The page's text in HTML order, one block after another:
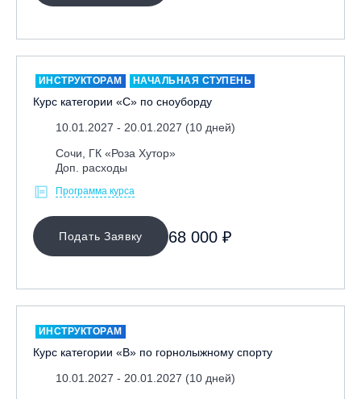
Москва, Парк «Ходынское поле»
Москва, Скалодром "Атмосфера"
Москва, СЭК «Лата Трэк»
Москва, ул. Олеко Дундича 19/15
Московская обл., ВГК «Лисья Гора»
Московская обл., ГК Леонида Тягачёва
Московская обл., ГЛК «Красная Горка»
Московская обл., п. Чулково, ГК «Гая Северина»
Московская обл., Сергиев Посад, вейк парк Boardberry
Нижегородская обл., СК «Хабарское»
Приморский край, ГЛК «Медвежья Долина»
ИНСТРУКТОРАМ НАЧАЛЬНАЯ СТУПЕНЬ
Курс категории «С» по сноуборду
10.01.2027 - 20.01.2027 (10 дней)
Сочи, ГК «Роза Хутор»
Доп. расходы
Программа курса
Подать Заявку 68 000 ₽
ИНСТРУКТОРАМ
Курс категории «В» по горнолыжному спорту
10.01.2027 - 20.01.2027 (10 дней)